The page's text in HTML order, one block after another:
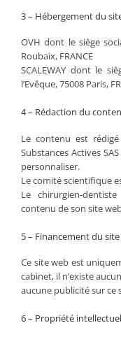
3 – Hébergement du
OVH dont le siège
Roubaix, FRANCE
SCALEWAY dont le
l’Evêque, 75008 Paris,
4 – Rédaction du
Le contenu est
Substances Actives
personnaliser.
Le comité scientifique
Le chirurgien-
contenu de son site
5 – Financement du site
Ce site web est
cabinet, il n’existe
aucune publicité sur ce
6 – Propriété